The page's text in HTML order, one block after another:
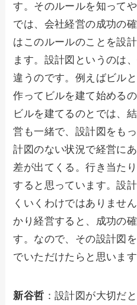
す。そのルールを知って
では、会社経営の成功の
はこのルールのことを設
ます。設計図というのは
違うのです。例えばビル
作ってビルを建て始める
ビルを建てるのとでは、
営も一緒で、設計図をも
計図のない状況で経営に
差が出てくる。行き当た
すると思っています。設
くいくわけではありませ
かり経営すると、成功の
す。なので、その設計図
でいただけたらと思います
新谷哲 ：設計図が大切だ